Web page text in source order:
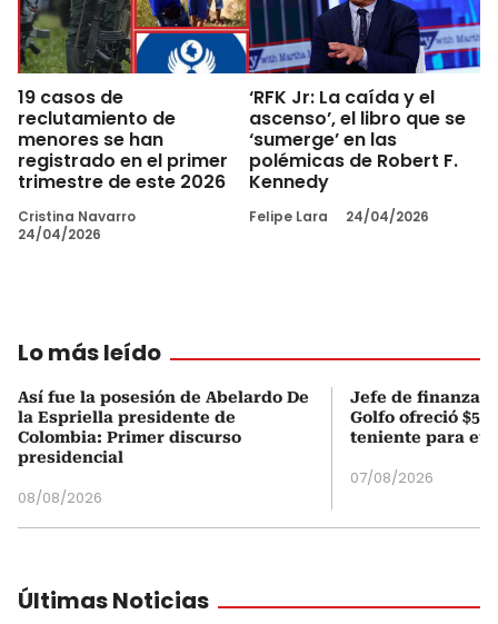
19 casos de
reclutamiento de
menores se han
registrado en el primer
trimestre de este 2026
Cristina Navarro
24/04/2026
‘RFK Jr: La caída y el
ascenso’, el libro que se
‘sumerge’ en las
polémicas de Robert F.
Kennedy
Felipe Lara 24/04/2026
Lo más leído
Así fue la posesión de Abelardo De
la Espriella presidente de
Colombia: Primer discurso
presidencial
08/08/2026
Jefe de finanzas
Golfo ofreció
teniente para
07/08/2026
Últimas Noticias